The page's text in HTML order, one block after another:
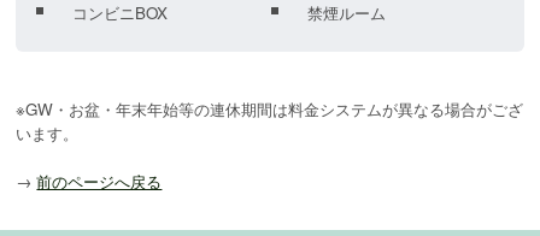
コンビニBOX
禁煙ルーム
※GW・お盆・年末年始等の連休期間は料金システムが異なる場合がござ
います。
→ 前のページへ戻る